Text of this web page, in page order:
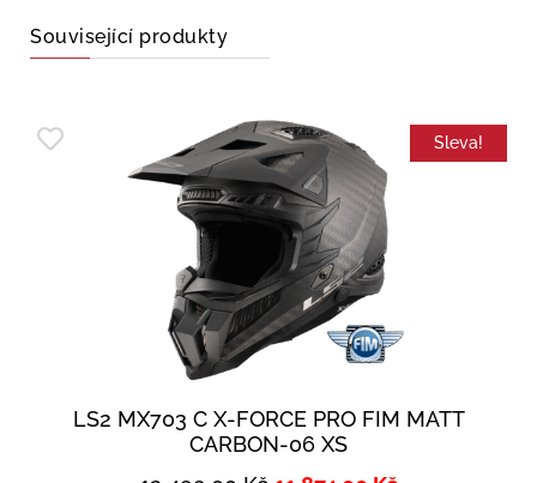
Související produkty
Sleva!
LS2 MX703 C X-FORCE PRO FIM MATT
CARBON-06 XS